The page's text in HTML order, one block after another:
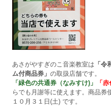
あさがやすぎのこ音楽教室は 「
ム付商品券」 の取扱店舗です。
「緑色の共通券（なみすけ)」
「
らでも月謝等に使えます。商品券
１０月３１日(土) です。